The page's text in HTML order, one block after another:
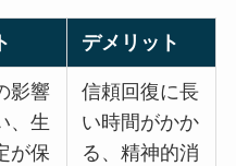
デメリット
影響
、生
が保
信頼回復に長
い時間がかか
る、精神的消